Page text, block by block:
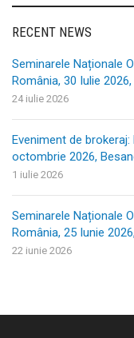
RECENT NEWS
Seminarele Naționale
România, 30 Iulie
24 iulie 2026
Eveniment de
octombrie 2026,
1 iulie 2026
Seminarele Naționale
România, 25 Iunie
22 iunie 2026